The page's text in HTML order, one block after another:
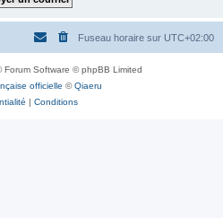
Fuseau horaire sur UTC+02:00
Forum Software © phpBB Limited
officielle ©Qiaeru
| Conditions